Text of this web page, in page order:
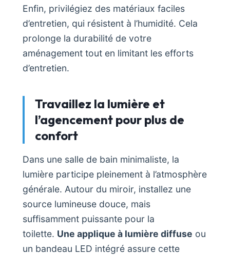
Enfin, privilégiez des matériaux faciles
d’entretien, qui résistent à l’humidité. Cela
prolonge la durabilité de votre
aménagement tout en limitant les efforts
d’entretien.
Travaillez la lumière et
l’agencement pour plus de
confort
Dans une salle de bain minimaliste, la
lumière participe pleinement à l’atmosphère
générale. Autour du miroir, installez une
source lumineuse douce, mais
suffisamment puissante pour la
toilette. Une applique à lumière diffuse ou
un bandeau LED intégré assure cette